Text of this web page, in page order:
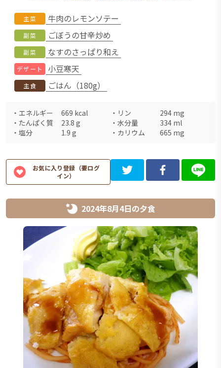
主菜 牛肉のレモンソテー
副菜 ごぼうの甘辛炒め
副菜 なすのさっぱり和え
デザート 小豆寒天
主食 ごはん（180g）
・ エネルギー 669 kcal ・ リン 294 mg
・ たんぱく質 23.8 g ・ 水分量 334 ml
・ 塩分 1.9 g ・ カリウム 665 mg
お気に入り登録（要ログ
イン）
2024年8月4日の夕食